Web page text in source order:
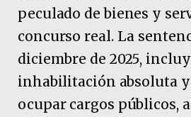
peculado de bienes y
concurso real. La
diciembre de 2025,
inhabilitación absoluta
ocupar cargos públicos,